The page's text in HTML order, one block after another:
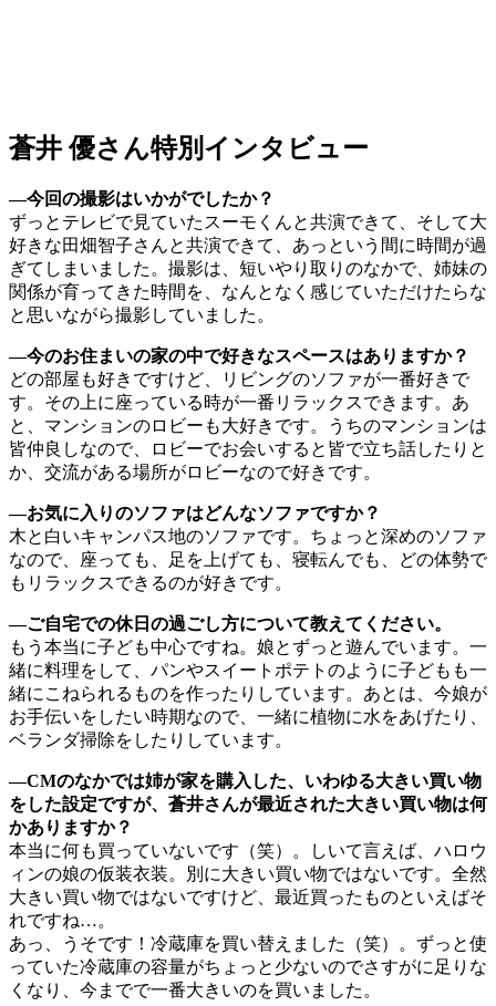
蒼井 優さん特別インタビュー
―今回の撮影はいかがでしたか？
ずっとテレビで見ていたスーモくんと共演できて、そして大
好きな田畑智子さんと共演できて、あっという間に時間が過
ぎてしまいました。撮影は、短いやり取りのなかで、姉妹の
関係が育ってきた時間を、なんとなく感じていただけたらな
と思いながら撮影していました。
―今のお住まいの家の中で好きなスペースはありますか？
どの部屋も好きですけど、リビングのソファが一番好きで
す。その上に座っている時が一番リラックスできます。あ
と、マンションのロビーも大好きです。うちのマンションは
皆仲良しなので、ロビーでお会いすると皆で立ち話したりと
か、交流がある場所がロビーなので好きです。
―お気に入りのソファはどんなソファですか？
木と白いキャンパス地のソファです。ちょっと深めのソファ
なので、座っても、足を上げても、寝転んでも、どの体勢で
もリラックスできるのが好きです。
―ご自宅での休日の過ごし方について教えてください。
もう本当に子ども中心ですね。娘とずっと遊んでいます。一
緒に料理をして、パンやスイートポテトのように子どもも一
緒にこねられるものを作ったりしています。あとは、今娘が
お手伝いをしたい時期なので、一緒に植物に水をあげたり、
ベランダ掃除をしたりしています。
―CMのなかでは姉が家を購入した、いわゆる大きい買い物
をした設定ですが、蒼井さんが最近された大きい買い物は何
かありますか？
本当に何も買っていないです（笑）。しいて言えば、ハロウ
ィンの娘の仮装衣装。別に大きい買い物ではないです。全然
大きい買い物ではないですけど、最近買ったものといえばそ
れですね…。
あっ、うそです！冷蔵庫を買い替えました（笑）。ずっと使
っていた冷蔵庫の容量がちょっと少ないのでさすがに足りな
くなり、今までで一番大きいのを買いました。